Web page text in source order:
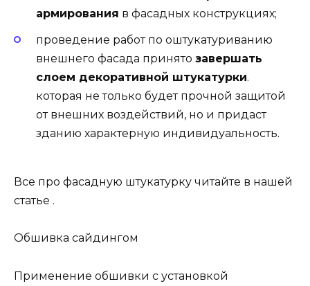
армирования в фасадных конструкциях;
проведение работ по оштукатуриванию
внешнего фасада принято завершать
слоем декоративной штукатурки.
которая не только будет прочной защитой
от внешних воздействий, но и придаст
зданию характерную индивидуальность.
Все про фасадную штукатурку читайте в нашей
статье .
Обшивка сайдингом
Применение обшивки с установкой